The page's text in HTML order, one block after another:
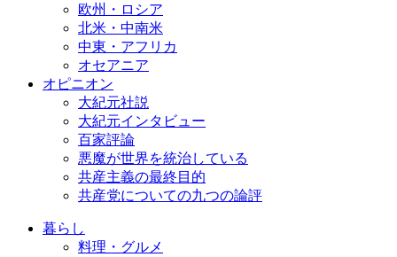
欧州・ロシア
北米・中南米
中東・アフリカ
オセアニア
オピニオン
大紀元社説
大紀元インタビュー
百家評論
悪魔が世界を統治している
共産主義の最終目的
共産党についての九つの論評
暮らし
料理・グルメ